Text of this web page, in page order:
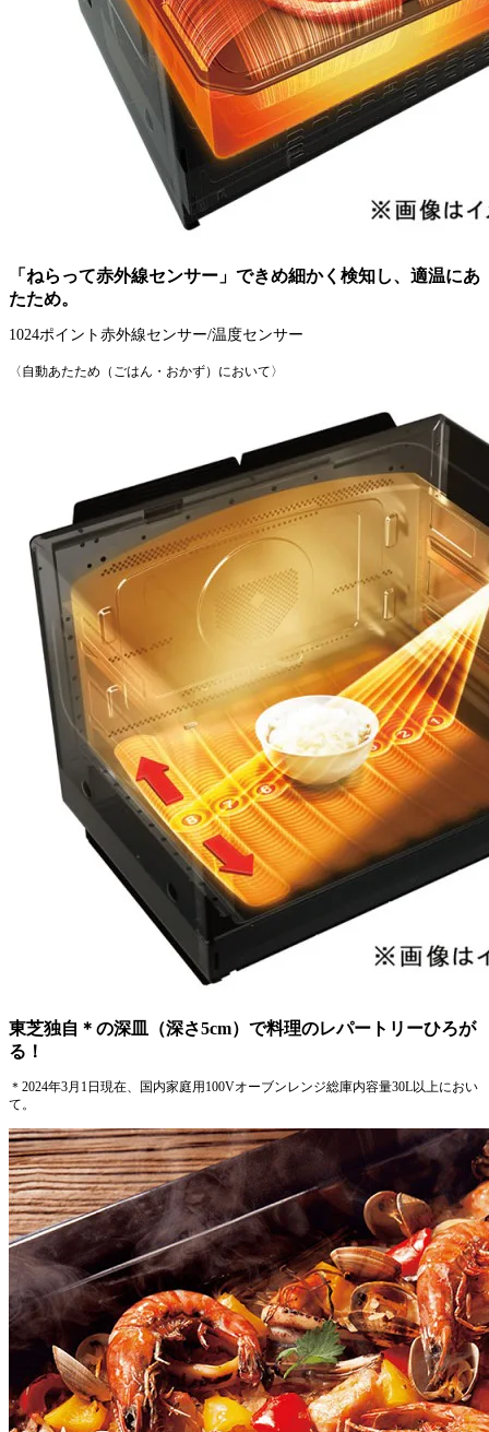
「ねらって赤外線センサー」できめ細かく検知し、適温にあ
たため。
1024ポイント赤外線センサー/温度センサー
〈自動あたため（ごはん・おかず）において〉
東芝独自＊の深皿（深さ5cm）で料理のレパートリーひろが
る！
＊2024年3月1日現在、国内家庭用100Vオーブンレンジ総庫内容量30L以上におい
て。